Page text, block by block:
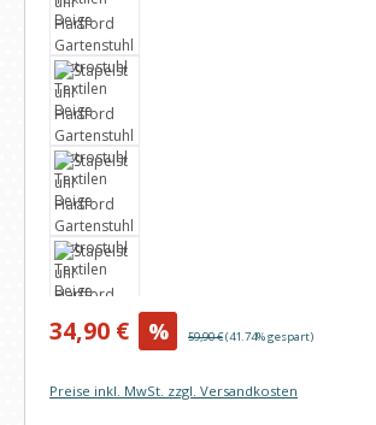
Verkaufspreis:
34,90 € % Regulärer Preis:
59,90 €(41.74% gespart)
Preise inkl. MwSt. zzgl. Versandkosten